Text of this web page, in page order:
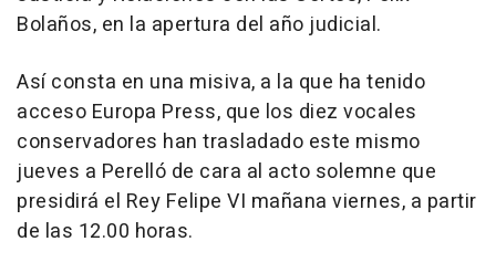
Bolaños, en la apertura del año judicial.
Así consta en una misiva, a la que ha tenido
acceso Europa Press, que los diez vocales
conservadores han trasladado este mismo
jueves a Perelló de cara al acto solemne que
presidirá el Rey Felipe VI mañana viernes, a partir
de las 12.00 horas.